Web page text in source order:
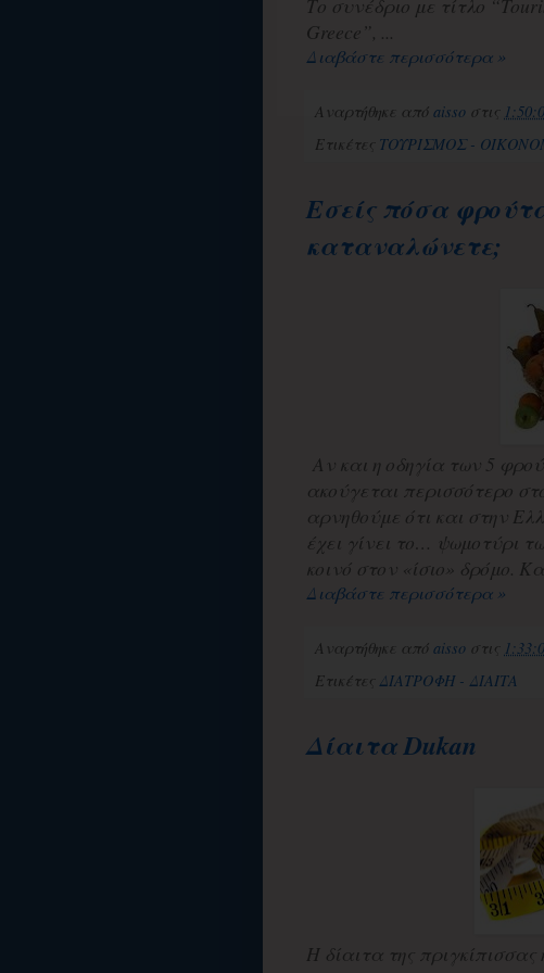
Το συνέδριο με τίτλο
Greece”, ...
Διαβάστε περισσότερα »
Αναρτήθηκε από aisso στις
Ετικέτες ΤΟΥΡΙΣΜΟΣ -
Εσείς πόσα
καταναλώνετε;
Αν και η οδηγία των 5
ακούγεται περισσότερο
αρνηθούμε ότι και στην
έχει γίνει το… ψωμοτύρι
κοινό στον «ίσιο» δρόμο.
Διαβάστε περισσότερα »
Αναρτήθηκε από aisso στις
Ετικέτες ΔΙΑΤΡΟΦΗ - ΔΙΑΙΤΑ
Δίαιτα Dukan
Η δίαιτα της